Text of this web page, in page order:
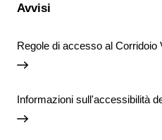
Avvisi
Regole di accesso al Corridoio
Informazioni sull'accessibilità